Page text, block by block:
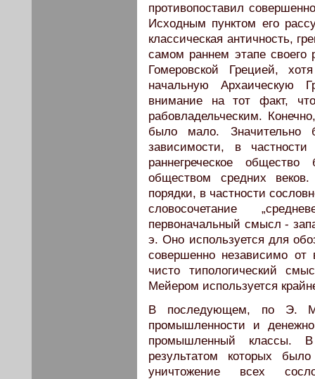
противопоставил
Исходным пунктом его
классическая античность,
самом раннем этапе своего
Гомеровской Грецией,
начальную Архаическую
внимание на тот факт,
рабовладельческим.
было мало.
зависимости, в
раннегреческое
обществом средних
порядки, в частности
словосочетание
первоначальный смысл -
э. Оно используется для
совершенно независимо
чисто типологический
Мейером используется
В последующем, по Э.
промышленности и
промышленный
результатом которых было
уничтожение всех